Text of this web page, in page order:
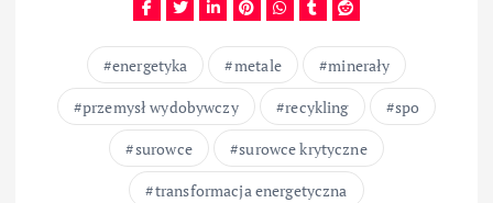
energetyka metale
minerały
przemysł wydobywczy
recykling
spo
surowce
surowce krytyczne
transformacja energetyczna